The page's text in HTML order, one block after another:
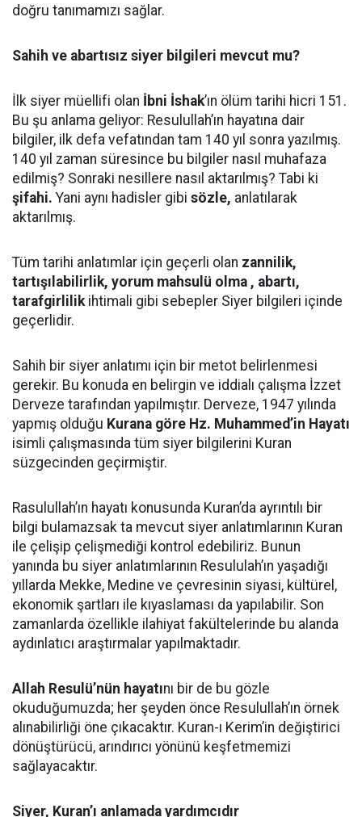
doğru tanımamızı sağlar.
Sahih ve abartısız siyer bilgileri mevcut mu?
İlk siyer müellifi olan İbni İshak’ın ölüm tarihi hicri 151.
Bu şu anlama geliyor: Resulullah’ın hayatına dair
bilgiler, ilk defa vefatından tam 140 yıl sonra yazılmış.
140 yıl zaman süresince bu bilgiler nasıl muhafaza
edilmiş? Sonraki nesillere nasıl aktarılmış? Tabi ki
şifahi. Yani aynı hadisler gibi sözle, anlatılarak
aktarılmış.
Tüm tarihi anlatımlar için geçerli olan zannilik,
tartışılabilirlik, yorum mahsulü olma , abartı,
tarafgirlilikihtimali gibi sebepler Siyer bilgileri içinde
geçerlidir.
Sahih bir siyer anlatımı için bir metot belirlenmesi
gerekir. Bu konuda en belirgin ve iddialı çalışma İzzet
Derveze tarafından yapılmıştır. Derveze, 1947 yılında
yapmış olduğu Kurana göre Hz. Muhammed’in Hayatı
isimli çalışmasında tüm siyer bilgilerini Kuran
süzgecinden geçirmiştir.
Rasulullah’ın hayatı konusunda Kuran’da ayrıntılı bir
bilgi bulamazsak ta mevcut siyer anlatımlarının Kuran
ile çelişip çelişmediği kontrol edebiliriz. Bunun
yanında bu siyer anlatımlarının Resululah’ın yaşadığı
yıllarda Mekke, Medine ve çevresinin siyasi, kültürel,
ekonomik şartları ile kıyaslaması da yapılabilir. Son
zamanlarda özellikle ilahiyat fakültelerinde bu alanda
aydınlatıcı araştırmalar yapılmaktadır.
Allah Resulü’nün hayatını bir de bu gözle
okuduğumuzda; her şeyden önce Resulullah’ın örnek
alınabilirliği öne çıkacaktır. Kuran-ı Kerim’in değiştirici
dönüştürücü, arındırıcı yönünü keşfetmemizi
sağlayacaktır.
Siyer, Kuran’ı anlamada yardımcıdır